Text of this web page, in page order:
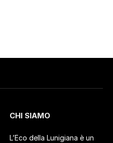
CHI SIAMO
L’Eco della Lunigiana è un